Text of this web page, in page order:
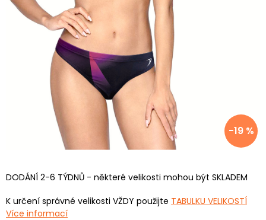
-19 %
DODÁNÍ 2-6 TÝDNŮ - některé velikosti mohou být SKLADEM
K určení správné velikosti VŽDY použijte TABULKU VELIKOSTÍ
Více informací